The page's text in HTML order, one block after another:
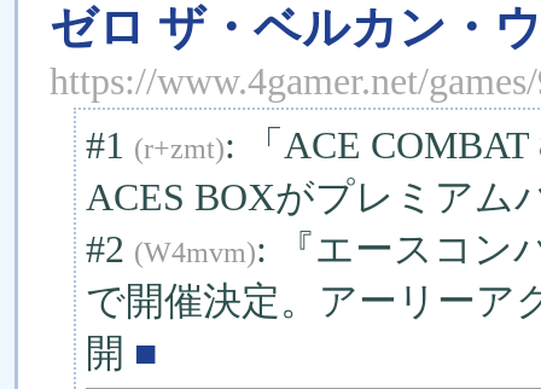
ゼロ ザ・ベルカン・
https://www.4gamer.net/
#1 (r+zmt): 「ACE
ACES BOXがプレミアム
#2 (W4mvm): 『エースコン
で開催決定。アーリーア
開 ■